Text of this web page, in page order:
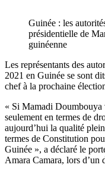
Guinée : les
présidentielle de
guinéenne
Les représentants des
2021 en Guinée se sont
chef à la prochaine
« Si Mamadi Doumbouya
seulement en termes de
aujourd’hui la qualité
termes de Constitution
Guinée », a déclaré le
Amara Camara, lors d’un